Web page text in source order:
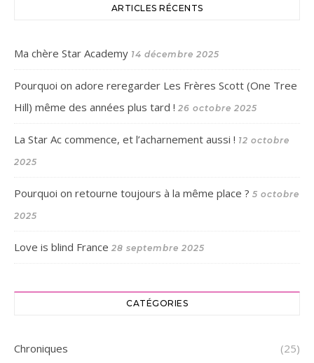
ARTICLES RÉCENTS
Ma chère Star Academy 14 décembre 2025
Pourquoi on adore reregarder Les Frères Scott (One Tree
Hill) même des années plus tard ! 26 octobre 2025
La Star Ac commence, et l’acharnement aussi ! 12 octobre
2025
Pourquoi on retourne toujours à la même place ? 5 octobre
2025
Love is blind France 28 septembre 2025
CATÉGORIES
Chroniques (25)